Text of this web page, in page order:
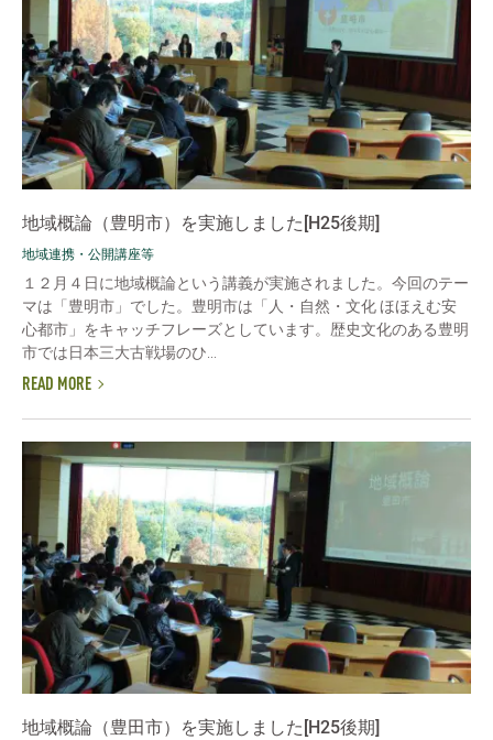
地域概論（豊明市）を実施しました[H25後期]
地域連携・公開講座等
１２月４日に地域概論という講義が実施されました。今回のテー
マは「豊明市」でした。豊明市は「人・自然・文化 ほほえむ安
心都市」をキャッチフレーズとしています。歴史文化のある豊明
市では日本三大古戦場のひ...
READ MORE
地域概論（豊田市）を実施しました[H25後期]